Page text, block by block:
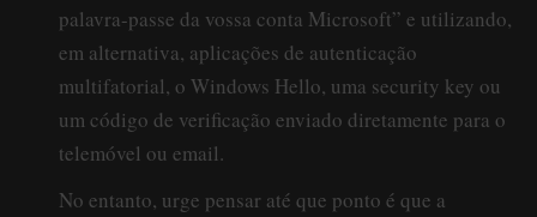
palavra-passe da vossa conta Microsoft” e utilizando,
em alternativa, aplicações de autenticação
multifatorial, o Windows Hello, uma security key ou
um código de verificação enviado diretamente para o
telemóvel ou email.
No entanto, urge pensar até que ponto é que a